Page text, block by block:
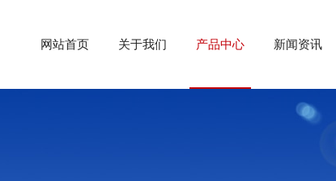
网站首页 关于我们 产品中心 新闻资讯